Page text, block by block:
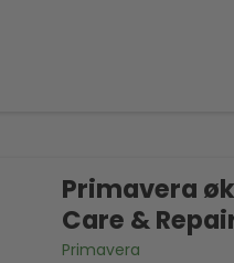
Primavera
Care &
Primavera